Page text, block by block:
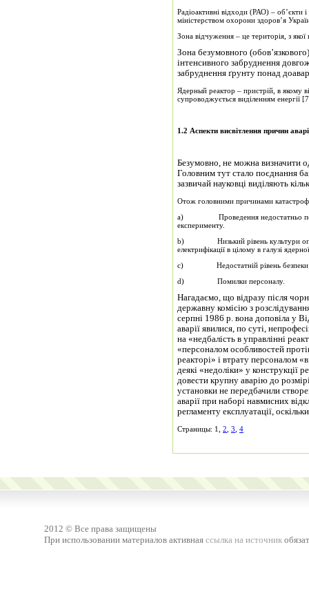
Радіоактивні відходи (РАО) – об’єкти
міністерством охорони здоров’я
Зона відчуження – це територія, з
Зона безумовного
інтенсивного забруднення
забруднення ґрунту понад
Ядерный реактор – пристрій, в якому
супроводжується виділенням енергії
1.2 Аспекти висвітлення причин
Безумовно, не можна визначити
Головним тут стало поєднання
зазвичай науковці виділяють
Отож головними причинами
a) Проведення недостатньо повно
експерименту.
b) Низький рівень культури
електрифікації в цілому в галузі
c) Недостатній рівень безпеки
d) Помилки персоналу.
Нагадаємо, що відразу після
державну комісію з
серпні 1986 р. вона доповіла у
аварії явилися, по суті,
на «недбалість в управлінні
«персоналом особливостей
реакторі» і втрату персоналом
деякі «недоліки» у конструкції
довести крупну аварію до
установки не передбачили
аварії при наборі навмисних
регламенту експлуатації,
Страницы: 1, 2 3 4
2012 © Все права защищены
При использовании материалов активная ссылка на источник